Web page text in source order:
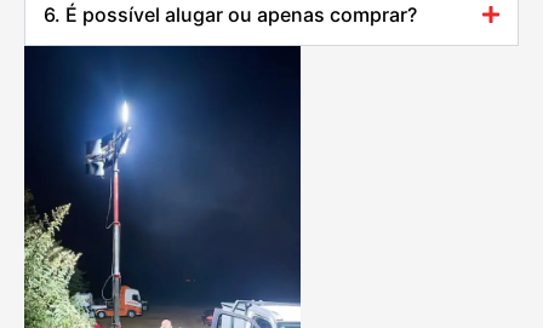
6. É possível alugar ou apenas comprar?